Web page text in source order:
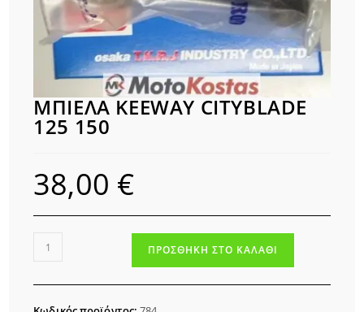
ΜΠΙΕΛΑ KEEWAY CITYBLADE
125 150
38,00 €
ΜΠΙΕΛΑ
CITYBLADE
125
ΠΡΟΣΘΉΚΗ ΣΤΟ ΚΑΛΆΘΙ